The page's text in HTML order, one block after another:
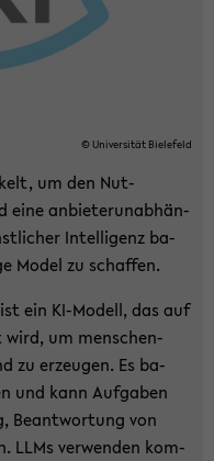
© Uni­ver­si­tät Bie­le­feld
um den Nut­
eine an­bie­ter­un­ab­hän­
In­tel­li­genz ba­
Model zu schaf­fen.
ein KI-​Modell, das auf
um men­schen­
zu er­zeu­gen. Es ba­
und kann Auf­ga­ben
Be­ant­wor­tung von
LLMs ver­wen­den kom­